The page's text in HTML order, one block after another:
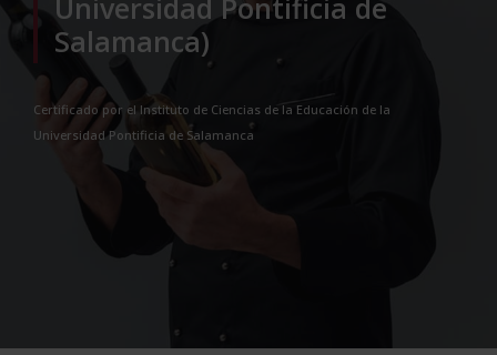
Universidad Pontificia de
Salamanca)
Certificado por el Instituto de Ciencias de la Educación de la
Universidad Pontificia de Salamanca